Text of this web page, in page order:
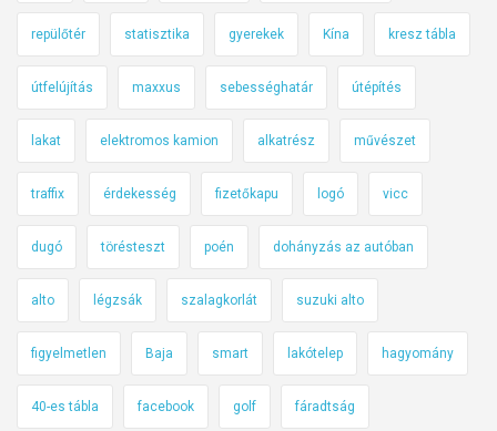
repülőtér statisztika gyerekek Kína kresz tábla
útfelújítás maxxus sebességhatár útépítés
lakat elektromos kamion alkatrész művészet
traffix érdekesség fizetőkapu logó vicc
dugó törésteszt poén dohányzás az autóban
alto légzsák szalagkorlát suzuki alto
figyelmetlen Baja smart lakótelep hagyomány
40-es tábla facebook golf fáradtság